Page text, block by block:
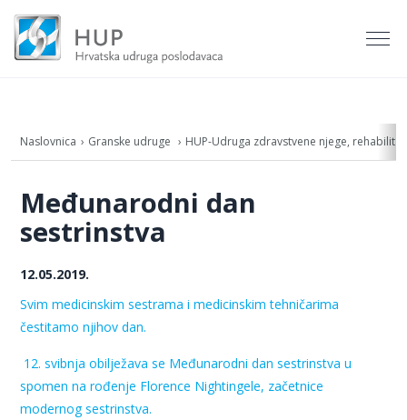
Naslovnica Granske udruge HUP-Udruga zdravstvene njege,
Međunarodni dan
sestrinstva
12.05.2019.
Svim medicinskim sestrama i medicinskim tehničarima
čestitamo njihov dan.
12. svibnja obilježava se Međunarodni dan sestrinstva u
spomen na rođenje Florence Nightingele, začetnice
modernog sestrinstva.